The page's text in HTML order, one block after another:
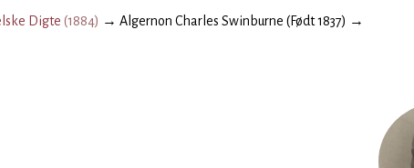
Digte (1884) → Algernon Charles Swinburne (Født 1837) →